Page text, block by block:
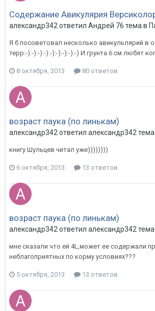
Содержание Авикулярия
александр342 ответил Андрей 76 тема в
Я б посоветовал несколько авикульлярий в
терр:-):-):-):-):-):-):-):-):-) И грунта 6 см любят
8 октября, 2013 80 ответов
возраст паука (по линькам)
александр342 ответил александр342
книгу Шульцев читал уже))))))))
6 октября, 2013 13 ответов
возраст паука (по линькам)
александр342 ответил александр342
мне сказали что ей 4L,может ее содержали
неблагоприятных по корму условиях???
5 октября, 2013 13 ответов